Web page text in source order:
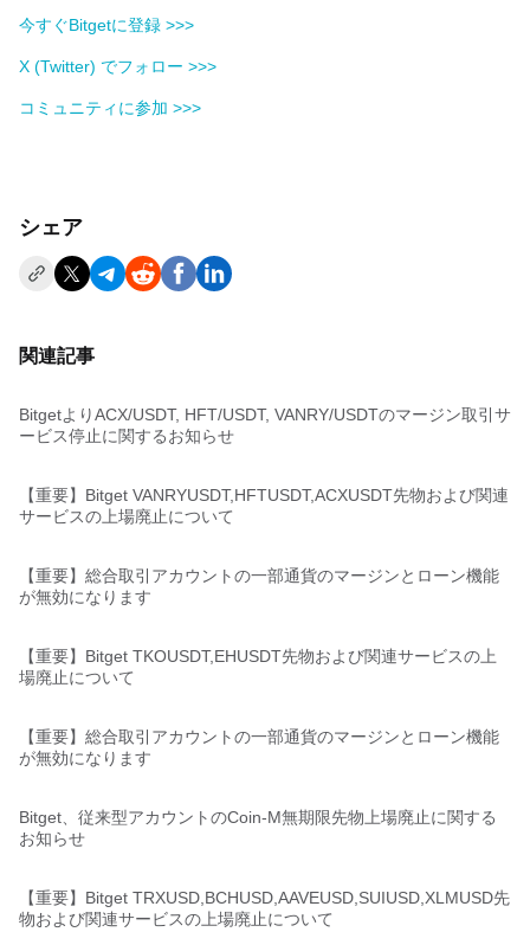
今すぐBitgetに登録 >>>
X (Twitter) でフォロー >>>
コミュニティに参加 >>>
シェア
関連記事
BitgetよりACX/USDT, HFT/USDT, VANRY/USDTのマージン取引サ
ービス停止に関するお知らせ
【重要】Bitget VANRYUSDT,HFTUSDT,ACXUSDT先物および関連
サービスの上場廃止について
【重要】総合取引アカウントの一部通貨のマージンとローン機能
が無効になります
【重要】Bitget TKOUSDT,EHUSDT先物および関連サービスの上
場廃止について
【重要】総合取引アカウントの一部通貨のマージンとローン機能
が無効になります
Bitget、従来型アカウントのCoin-M無期限先物上場廃止に関する
お知らせ
【重要】Bitget TRXUSD,BCHUSD,AAVEUSD,SUIUSD,XLMUSD先
物および関連サービスの上場廃止について